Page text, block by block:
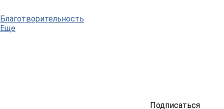
Благотворительность
Еще
Подписаться